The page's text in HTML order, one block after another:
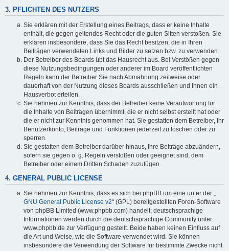
3. PFLICHTEN DES NUTZERS
Sie erklären mit der Erstellung eines Beitrags, dass er keine Inhalte
enthält, die gegen geltendes Recht oder die guten Sitten verstoßen. Sie
erklären insbesondere, dass Sie das Recht besitzen, die in Ihren
Beiträgen verwendeten Links und Bilder zu setzen bzw. zu verwenden.
Der Betreiber des Boards übt das Hausrecht aus. Bei Verstößen gegen
diese Nutzungsbedingungen oder anderer im Board veröffentlichten
Regeln kann der Betreiber Sie nach Abmahnung zeitweise oder
dauerhaft von der Nutzung dieses Boards ausschließen und Ihnen ein
Hausverbot erteilen.
Sie nehmen zur Kenntnis, dass der Betreiber keine Verantwortung für
die Inhalte von Beiträgen übernimmt, die er nicht selbst erstellt hat oder
die er nicht zur Kenntnis genommen hat. Sie gestatten dem Betreiber, Ihr
Benutzerkonto, Beiträge und Funktionen jederzeit zu löschen oder zu
sperren.
Sie gestatten dem Betreiber darüber hinaus, Ihre Beiträge abzuändern,
sofern sie gegen o. g. Regeln verstoßen oder geeignet sind, dem
Betreiber oder einem Dritten Schaden zuzufügen.
4. GENERAL PUBLIC LICENSE
Sie nehmen zur Kenntnis, dass es sich bei phpBB um eine unter der „
GNU General Public License v2“ (GPL) bereitgestellten Foren-Software
von phpBB Limited (www.phpbb.com) handelt; deutschsprachige
Informationen werden durch die deutschsprachige Community unter
www.phpbb.de zur Verfügung gestellt. Beide haben keinen Einfluss auf
die Art und Weise, wie die Software verwendet wird. Sie können
insbesondere die Verwendung der Software für bestimmte Zwecke nicht